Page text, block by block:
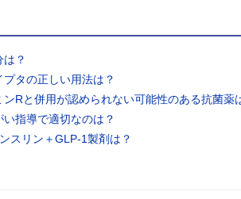
？
タの正しい用法は？
Rと併用が認められない可能性のある抗菌薬
指導で適切なのは？
スリン＋GLP-1製剤は？